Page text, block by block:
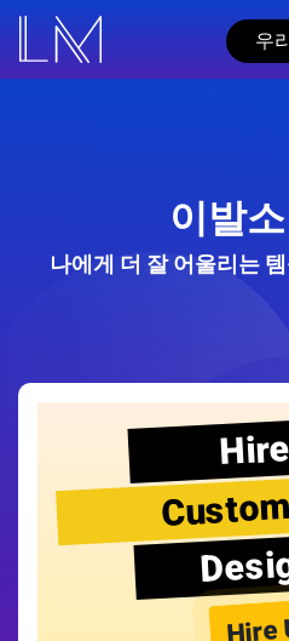
우
이발
나에게 더 잘 어울리는
Hire